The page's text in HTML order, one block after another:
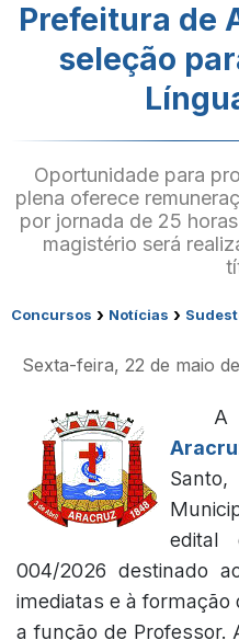
Prefeitura de
seleção
Oportunidade para
plena oferece
por jornada de 25
magistério será
Concursos › Notícias ›
Sexta-feira, 22 de maio
A
edital
004/2026 destinado
imediatas e à
a função de Professor.